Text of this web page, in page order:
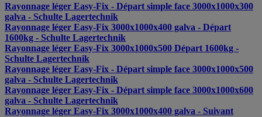
Rayonnage léger Easy-Fix - Départ simple face 3000x1000x300
galva - Schulte Lagertechnik
Rayonnage léger Easy-Fix 3000x1000x400 galva - Départ
1600kg - Schulte Lagertechnik
Rayonnage léger Easy-Fix 3000x1000x500 Départ 1600kg -
Schulte Lagertechnik
Rayonnage léger Easy-Fix - Départ simple face 3000x1000x500
galva - Schulte Lagertechnik
Rayonnage léger Easy-Fix - Départ simple face 3000x1000x600
galva - Schulte Lagertechnik
Rayonnage léger Easy-Fix 3000x1000x400 galva - Suivant